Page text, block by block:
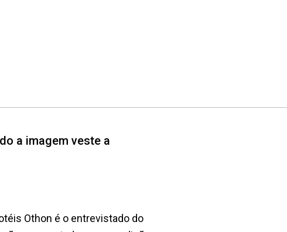
a imagem veste a
Othon é o entrevistado do